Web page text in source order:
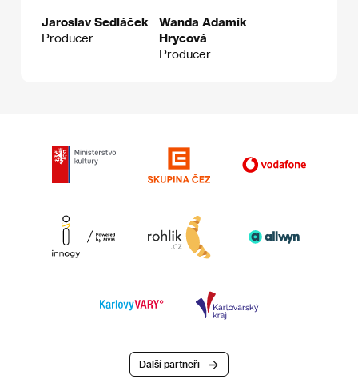
Jaroslav Sedláček
Producer
Wanda Adamík
Hrycová
Producer
Další partneři